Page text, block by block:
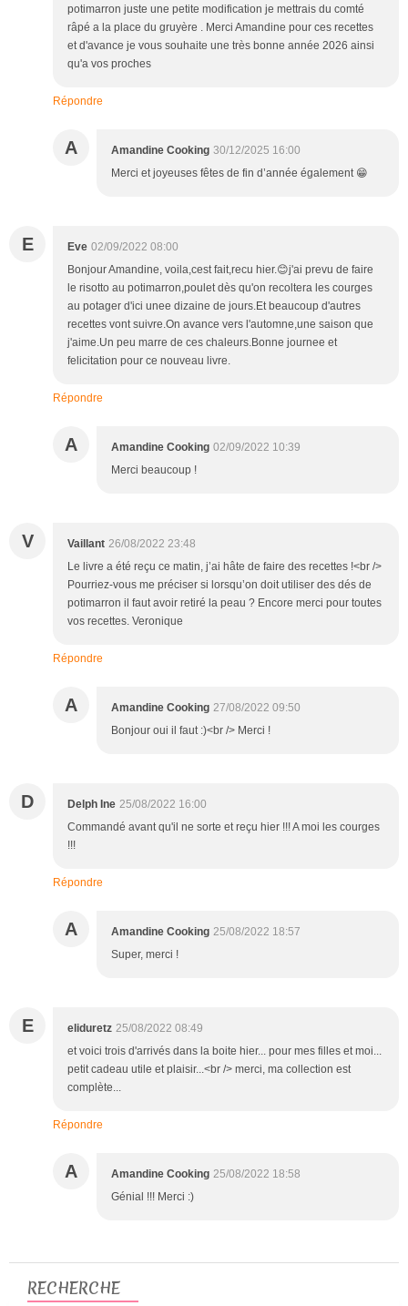
potimarron juste une petite modification je mettrais du comté
râpé a la place du gruyère . Merci Amandine pour ces recettes
et d'avance je vous souhaite une très bonne année 2026 ainsi
qu'a vos proches
Répondre
A Amandine Cooking 30/12/2025 16:00
Merci et joyeuses fêtes de fin d’année également 😁
E Eve 02/09/2022 08:00
Bonjour Amandine, voila,cest fait,recu hier.😊j'ai prevu de faire
le risotto au potimarron,poulet dès qu'on recoltera les courges
au potager d'ici unee dizaine de jours.Et beaucoup d'autres
recettes vont suivre.On avance vers l'automne,une saison que
j'aime.Un peu marre de ces chaleurs.Bonne journee et
felicitation pour ce nouveau livre.
Répondre
A Amandine Cooking 02/09/2022 10:39
Merci beaucoup !
V Vaillant 26/08/2022 23:48
Le livre a été reçu ce matin, j’ai hâte de faire des recettes !<br />
Pourriez-vous me préciser si lorsqu’on doit utiliser des dés de
potimarron il faut avoir retiré la peau ? Encore merci pour toutes
vos recettes. Veronique
Répondre
A Amandine Cooking 27/08/2022 09:50
Bonjour oui il faut :)<br /> Merci !
D Delph Ine 25/08/2022 16:00
Commandé avant qu'il ne sorte et reçu hier !!! A moi les courges
!!!
Répondre
A Amandine Cooking 25/08/2022 18:57
Super, merci !
E eliduretz 25/08/2022 08:49
et voici trois d'arrivés dans la boite hier... pour mes filles et moi...
petit cadeau utile et plaisir...<br /> merci, ma collection est
complète...
Répondre
A Amandine Cooking 25/08/2022 18:58
Génial !!! Merci :)
RECHERCHE